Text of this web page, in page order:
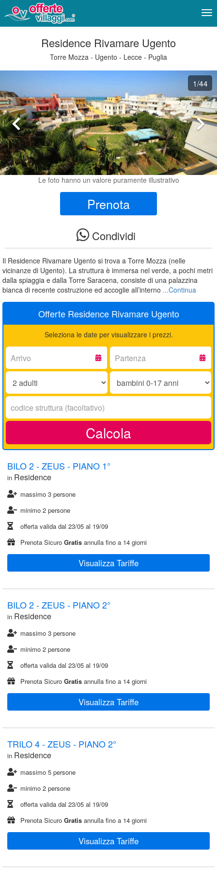
Residence Rivamare Ugento
Torre Mozza - Ugento - Lecce - Puglia
1/44
Le foto hanno un valore puramente illustrativo
Prenota
Condividi
Il Residence Rivamare Ugento si trova a Torre Mozza (nelle
vicinanze di Ugento). La struttura è immersa nel verde, a pochi metri
dalla spiaggia e dalla Torre Saracena, consiste di una palazzina
bianca di recente costruzione ed accoglie all’interno ...Continua
Offerte Residence Rivamare Ugento
Seleziona le date per visualizzare i prezzi.
Arrivo:
Partenza:
Adulti:
Bambini
17
Codice
struttura:
Calcola
BILO 2 - ZEUS - PIANO 1°
in Residence
massimo 3 persone
minimo 2 persone
offerta valida dal 23/05 al 19/09
Prenota Sicuro Gratis annulla fino a 14 giorni
Visualizza Tariffe
BILO 2 - ZEUS - PIANO 2°
in Residence
massimo 3 persone
minimo 2 persone
offerta valida dal 23/05 al 19/09
Prenota Sicuro Gratis annulla fino a 14 giorni
Visualizza Tariffe
TRILO 4 - ZEUS - PIANO 2°
in Residence
massimo 5 persone
minimo 2 persone
offerta valida dal 23/05 al 19/09
Prenota Sicuro Gratis annulla fino a 14 giorni
Visualizza Tariffe